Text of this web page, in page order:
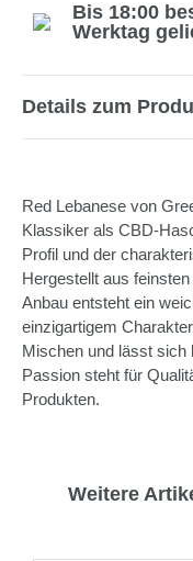
Bis 18:00
Werktag
Details zum
Red Lebanese von
Klassiker als CBD-
Profil und der
Hergestellt aus
Anbau entsteht ein
einzigartigem
Mischen und lässt sich
Passion steht für
Produkten.
Weitere